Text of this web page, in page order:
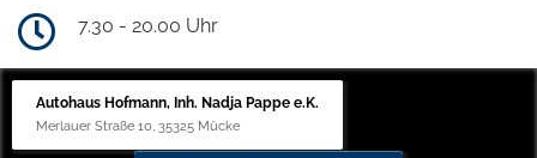
7.30 - 20.00 Uhr
Autohaus Hofmann, Inh. Nadja Pappe e.K.
Merlauer Straße 10, 35325 Mücke